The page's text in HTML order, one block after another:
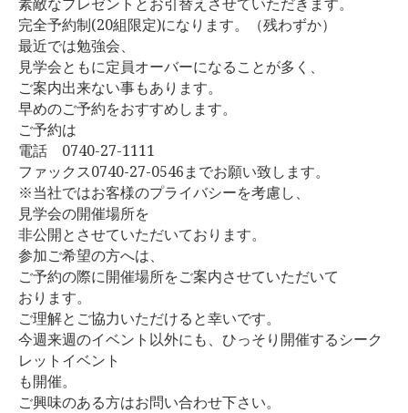
お問い合わせ
完全予約制(20組限定)になります。（残わずか）
最近では勉強会、
見学会ともに定員オーバーになることが多く、
ご案内出来ない事もあります。
早めのご予約をおすすめします。
ご予約は
電話 0740-27-1111
ファックス0740-27-0546までお願い致します。
※当社ではお客様のプライバシーを考慮し、
見学会の開催場所を
非公開とさせていただいております。
参加ご希望の方へは、
ご予約の際に開催場所をご案内させていただいて
おります。
ご理解とご協力いただけると幸いです。
今週来週のイベント以外にも、ひっそり開催するシーク
レットイベント
も開催。
ご興味のある方はお問い合わせ下さい。